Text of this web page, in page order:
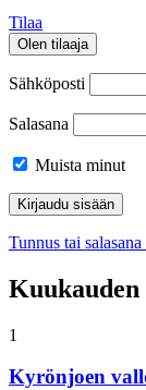
Tilaa
Olen tilaaja
Sähköposti
Salasana
Muista minut
Tunnus tai salasana
1
Kyrönjoen